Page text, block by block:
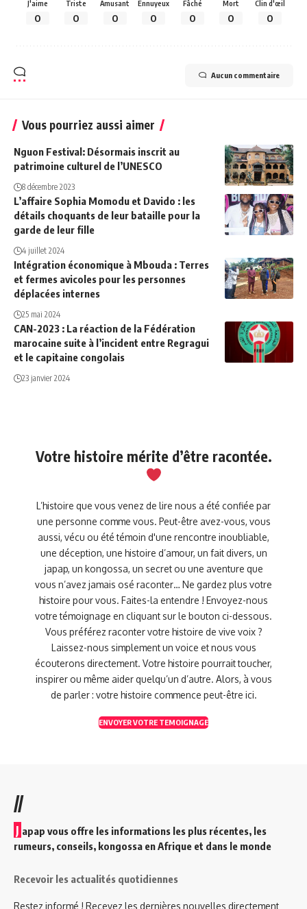
J'aime
0
Triste
0
Amusant
0
Ennuyeux
0
Fâché
0
Mort
0
Clin d'œil
0
Aucun commentaire
Vous pourriez aussi aimer
Nguon Festival: Désormais inscrit au
patrimoine culturel de l’UNESCO
8 décembre 2023
L’affaire Sophia Momodu et Davido : les
détails choquants de leur bataille pour la
garde de leur fille
4 juillet 2024
Intégration économique à Mbouda : Terres
et fermes avicoles pour les personnes
déplacées internes
25 mai 2024
CAN-2023 : La réaction de la Fédération
marocaine suite à l’incident entre Regragui
et le capitaine congolais
23 janvier 2024
Votre histoire mérite d’être racontée.
L’histoire que vous venez de lire nous a été confiée par
une personne comme vous. Peut-être avez-vous, vous
aussi, vécu ou été témoin d'une rencontre inoubliable,
une déception, une histoire d’amour, un fait divers, un
japap, un kongossa, un secret ou une aventure que
vous n’avez jamais osé raconter… Ne gardez plus votre
histoire pour vous. Faites-la entendre ! Envoyez-nous
votre témoignage en cliquant sur le bouton ci-dessous.
Vous préférez raconter votre histoire de vive voix ?
Laissez-nous simplement un voice et nous vous
écouterons directement. Votre histoire pourrait toucher,
inspirer ou même aider quelqu’un d’autre. Alors, à vous
de parler : votre histoire commence peut-être ici.
ENVOYER VOTRE TEMOIGNAGE
//
J apap vous offre les informations les plus récentes, les
rumeurs, conseils, kongossa en Afrique et dans le monde
Recevoir les actualités quotidiennes
Restez informé ! Recevez les dernières nouvelles directement